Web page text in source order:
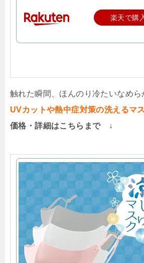
楽天で購
触れた瞬間、ほんのり冷たいなめら
UVカットや熱中症対策の洗えるマ
価格・詳細はこちらまで ↓